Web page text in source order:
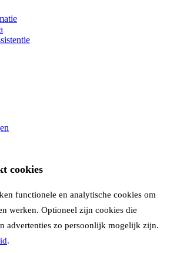
cookies
functionele en analytische cookies om
werken. Optioneel zijn cookies die
advertenties zo persoonlijk mogelijk zijn.
.
B.V. 2026
Voorwaarden